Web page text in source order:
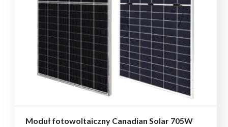
Moduł fotowoltaiczny Canadian Solar 705W